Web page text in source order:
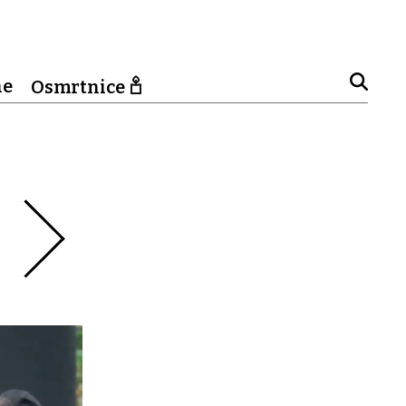
Osmrtnice